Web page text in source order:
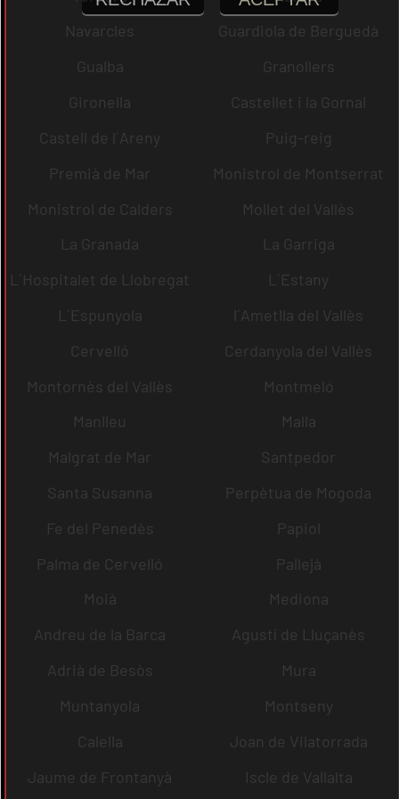
Navarcles
Guardiola de Berguedà
Gualba
Granollers
Gironella
Castellet i la Gornal
Castell de l´Areny
Puig-reig
Premià de Mar
Monistrol de Montserrat
Monistrol de Calders
Mollet del Vallès
La Granada
La Garriga
L´Hospitalet de Llobregat
L´Estany
L´Espunyola
l´Ametlla del Vallès
Cervelló
Cerdanyola del Vallès
Montornès del Vallès
Montmeló
Manlleu
Malla
Malgrat de Mar
Santpedor
Santa Susanna
Perpètua de Mogoda
Fe del Penedès
Papiol
Palma de Cervelló
Pallejà
Moià
Mediona
Andreu de la Barca
Agustí de Lluçanès
Adrià de Besòs
Mura
Muntanyola
Montseny
Calella
Joan de Vilatorrada
Jaume de Frontanyà
Iscle de Vallalta